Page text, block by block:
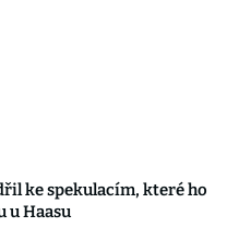
ke spekulacím, které ho
u Haasu